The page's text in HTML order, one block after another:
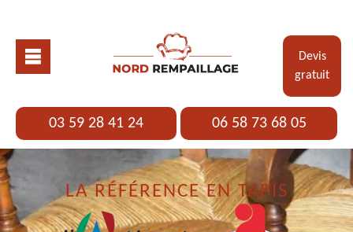
Devis
gratuit
03 59 28 41 24 06 58 73 68 05
LA RÉFÉRENCE EN TAPIS